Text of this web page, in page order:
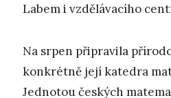
Labem i vzdělávacího
Na srpen připravila
konkrétně její katedra
Jednotou českých